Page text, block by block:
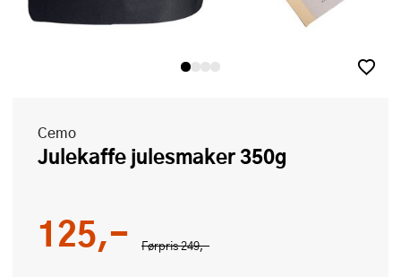
Cemo
Julekaffe julesmaker 350g
Førpris249,-
125,-